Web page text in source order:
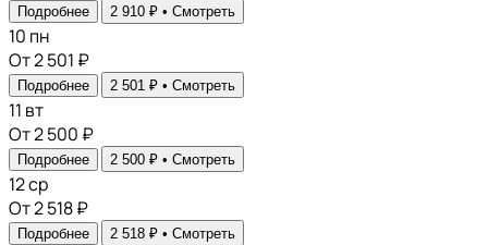
Подробнее 2 910 ₽ • Смотреть
10 пн
От 2 501 ₽
Подробнее 2 501 ₽ • Смотреть
11 вт
От 2 500 ₽
Подробнее 2 500 ₽ • Смотреть
12ср
От 2 518 ₽
Подробнее 2 518 ₽ • Смотреть